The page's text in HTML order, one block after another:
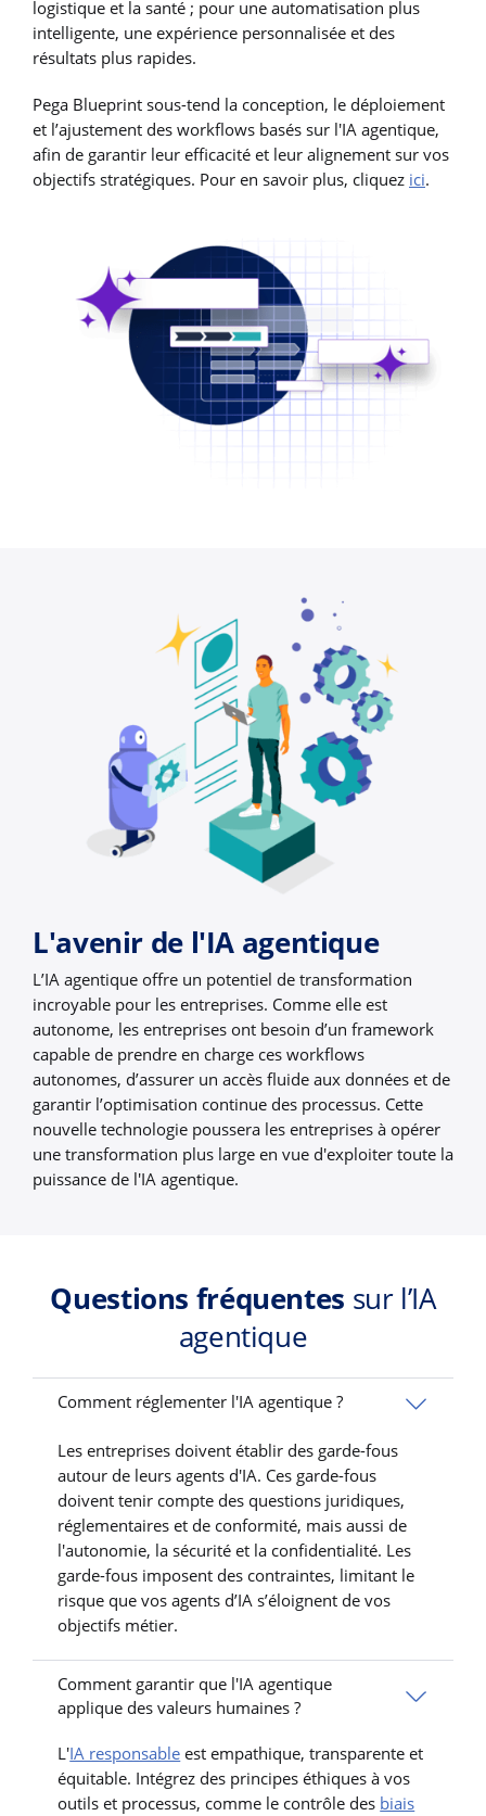
logistique et la santé ; pour une automatisation plus
intelligente, une expérience personnalisée et des
résultats plus rapides.
Pega Blueprint sous-tend la conception, le déploiement
et l’ajustement des workflows basés sur l'IA agentique,
afin de garantir leur efficacité et leur alignement sur vos
objectifs stratégiques. Pour en savoir plus, cliquez ici.
L'avenir de l'IA agentique
L’IA agentique offre un potentiel de transformation
incroyable pour les entreprises. Comme elle est
autonome, les entreprises ont besoin d’un framework
capable de prendre en charge ces workflows
autonomes, d’assurer un accès fluide aux données et de
garantir l’optimisation continue des processus. Cette
nouvelle technologie poussera les entreprises à opérer
une transformation plus large en vue d'exploiter toute la
puissance de l'IA agentique.
Questions fréquentes sur l’IA
agentique
Comment réglementer l'IA agentique ?
Les entreprises doivent établir des garde-fous
autour de leurs agents d'IA. Ces garde-fous
doivent tenir compte des questions juridiques,
réglementaires et de conformité, mais aussi de
l'autonomie, la sécurité et la confidentialité. Les
garde-fous imposent des contraintes, limitant le
risque que vos agents d’IA s’éloignent de vos
objectifs métier.
Comment garantir que l'IA agentique
applique des valeurs humaines ?
L'IA responsable est empathique, transparente et
équitable. Intégrez des principes éthiques à vos
outils et processus, comme le contrôle des biais